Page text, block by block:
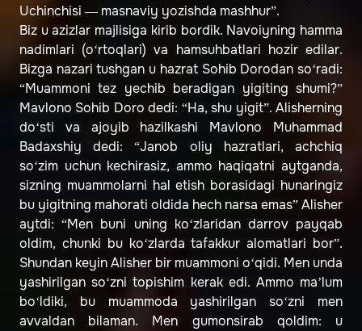
Uchinchisi — masnaviy yozishda mashhur”.
Biz u azizlar majlisiga kirib bordik. Navoiyning hamma
nadimlari (o‘rtoqlari) va hamsuhbatlari hozir edilar.
Bizga nazari tushgan u hazrat Sohib Dorodan so‘radi:
“Muammoni tez yechib beradigan yigiting shumi?”
Mavlono Sohib Doro dedi: “Ha, shu yigit”. Alisherning
do‘sti va ajoyib hazilkashi Mavlono Muhammad
Badaxshiy dedi: “Janob oliy hazratlari, achchiq
so‘zim uchun kechirasiz, ammo haqiqatni aytganda,
sizning muammolarni hal etish borasidagi hunaringiz
bu yigitning mahorati oldida hech narsa emas” Alisher
aytdi: “Men buni uning ko‘zlaridan darrov payqab
oldim, chunki bu ko‘zlarda tafakkur alomatlari bor”.
Shundan keyin Alisher bir muammoni o‘qidi. Men unda
yashirilgan so‘zni topishim kerak edi. Ammo ma’lum
bo‘ldiki, bu muammoda yashirilgan so‘zni men
avvaldan bilaman. Men gumonsirab qoldim: u